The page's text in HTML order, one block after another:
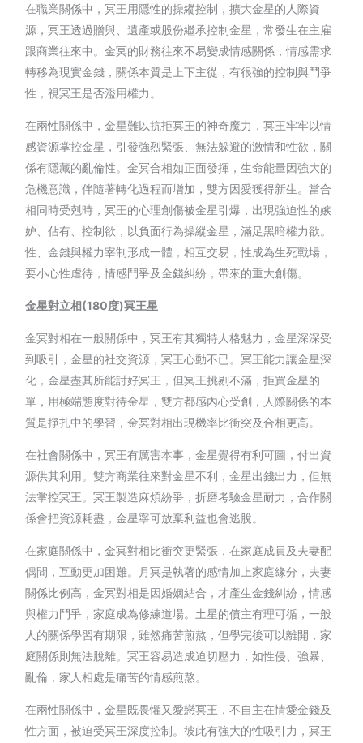
在職業關係中，冥王用隱性的操縱控制，擴大金星的人際資
源，冥王透過贈與、遺產或股份繼承控制金星，常發生在主雇
跟商業往來中。金冥的財務往來不易變成情感關係，情感需求
轉移為現實金錢，關係本質是上下主從，有很強的控制與鬥爭
性，視冥王是否濫用權力。
在兩性關係中，金星難以抗拒冥王的神奇魔力，冥王牢牢以情
感資源掌控金星，引發強烈緊張、無法躲避的激情和性欲，關
係有隱藏的亂倫性。金冥合相如正面發揮，生命能量因強大的
危機意識，伴隨著轉化過程而增加，雙方因愛獲得新生。當合
相同時受剋時，冥王的心理創傷被金星引爆，出現強迫性的嫉
妒、佔有、控制欲，以負面行為操縱金星，滿足黑暗權力欲。
性、金錢與權力宰制形成一體，相互交易，性成為生死戰場，
要小心性虐待，情感鬥爭及金錢糾紛，帶來的重大創傷。
金星對立相(180度)冥王星
金冥對相在一般關係中，冥王有其獨特人格魅力，金星深深受
到吸引，金星的社交資源，冥王心動不已。冥王能力讓金星深
化，金星盡其所能討好冥王，但冥王挑剔不滿，拒買金星的
單，用極端態度對待金星，雙方都感內心受創，人際關係的本
質是掙扎中的學習，金冥對相出現機率比衝突及合相更高。
在社會關係中，冥王有厲害本事，金星覺得有利可圖，付出資
源供其利用。雙方商業往來對金星不利，金星出錢出力，但無
法掌控冥王。冥王製造麻煩紛爭，折磨考驗金星耐力，合作關
係會把資源耗盡，金星寧可放棄利益也會逃脫。
在家庭關係中，金冥對相比衝突更緊張，在家庭成員及夫妻配
偶間，互動更加困難。月冥是執著的感情加上家庭緣分，夫妻
關係比例高，金冥對相是因婚姻結合，才產生金錢糾紛，情感
與權力鬥爭，家庭成為修練道場。土星的債主有理可循，一般
人的關係學習有期限，雖然痛苦煎熬，但學完後可以離開，家
庭關係則無法脫離。冥王容易造成迫切壓力，如性侵、強暴、
亂倫，家人相處是痛苦的情感煎熬。
在兩性關係中，金星既畏懼又愛戀冥王，不自主在情愛金錢及
性方面，被迫受冥王深度控制。彼此有強大的性吸引力，冥王